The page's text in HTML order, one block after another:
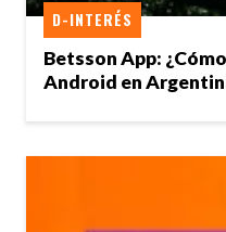
Betsson App:
Android en
D-INTERÉS